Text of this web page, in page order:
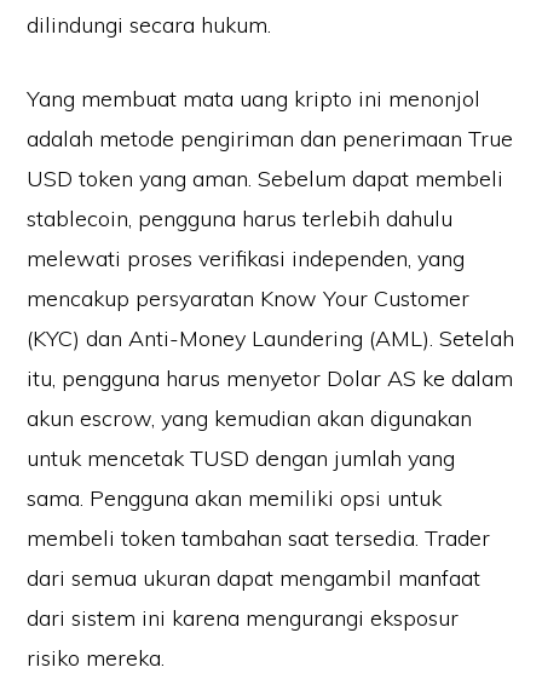
dilindungi secara hukum.
Yang membuat mata uang kripto ini menonjol
adalah metode pengiriman dan penerimaan True
USD token yang aman. Sebelum dapat membeli
stablecoin, pengguna harus terlebih dahulu
melewati proses verifikasi independen, yang
mencakup persyaratan Know Your Customer
(KYC) dan Anti-Money Laundering (AML). Setelah
itu, pengguna harus menyetor Dolar AS ke dalam
akun escrow, yang kemudian akan digunakan
untuk mencetak TUSD dengan jumlah yang
sama. Pengguna akan memiliki opsi untuk
membeli token tambahan saat tersedia. Trader
dari semua ukuran dapat mengambil manfaat
dari sistem ini karena mengurangi eksposur
risiko mereka.